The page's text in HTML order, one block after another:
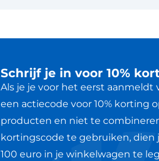
Schrijf je in voor 10%
Als je je voor het eerst aanmeldt
een actiecode voor 10% korting
producten en niet te
kortingscode te gebruiken, dien
100 euro in je winkelwagen te